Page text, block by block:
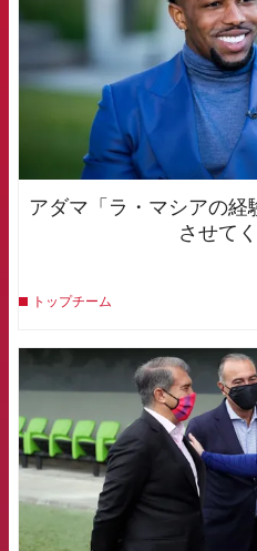
アダマ「ラ・マシアの
させて
トップチーム